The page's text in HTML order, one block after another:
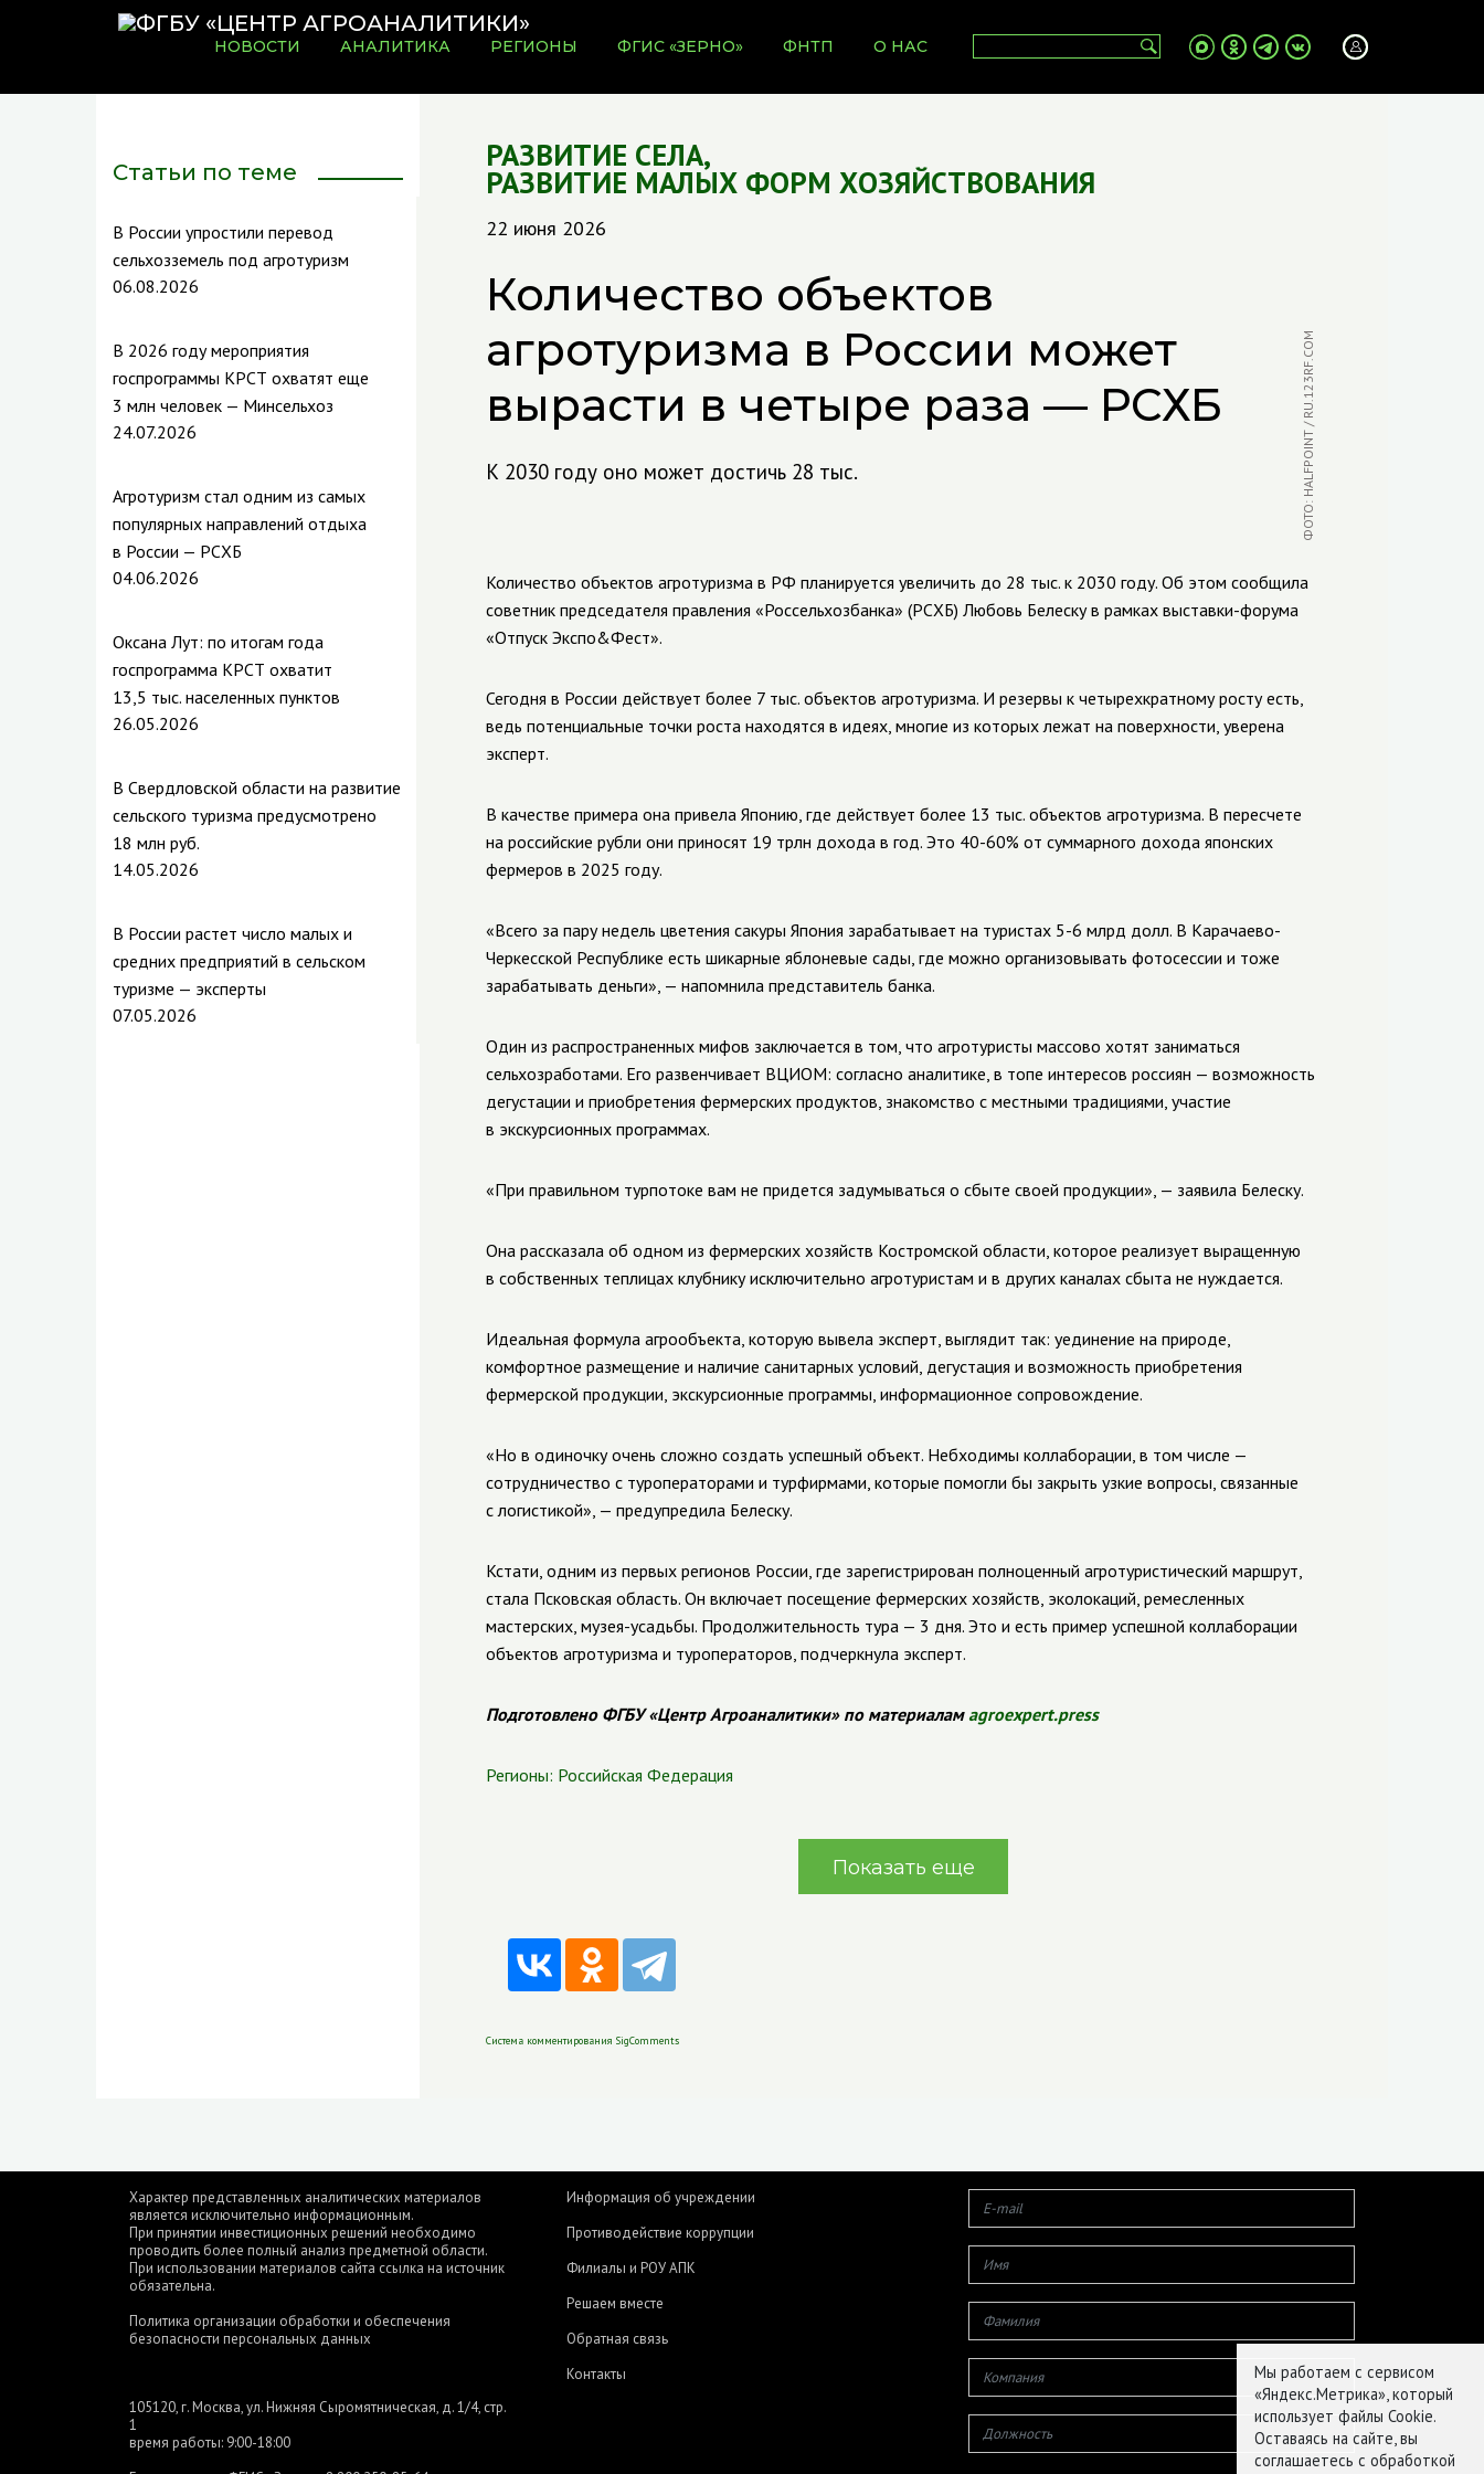
НОВОСТИ АНАЛИТИКА РЕГИОНЫ ФГИС «ЗЕРНО» ФНТП О НАС
Статьи по теме
В России упростили перевод
сельхозземель под агротуризм
06.08.2026
В 2026 году мероприятия
госпрограммы КРСТ охватят еще
3 млн человек — Минсельхоз
24.07.2026
Агротуризм стал одним из самых
популярных направлений отдыха
в России — РСХБ
04.06.2026
Оксана Лут: по итогам года
госпрограмма КРСТ охватит
13,5 тыс. населенных пунктов
26.05.2026
В Свердловской области на развитие
сельского туризма предусмотрено
18 млн руб.
14.05.2026
В России растет число малых и
средних предприятий в сельском
туризме — эксперты
07.05.2026
РАЗВИТИЕ СЕЛА,
РАЗВИТИЕ МАЛЫХ ФОРМ ХОЗЯЙСТВОВАНИЯ
22 июня 2026
Количество объектов
агротуризма в России может
вырасти в четыре раза — РСХБ
К 2030 году оно может достичь 28 тыс. ФОТО: HALFPOINT / RU.123RF.COM
Количество объектов агротуризма в РФ планируется увеличить до 28 тыс. к 2030 году. Об этом сообщила
советник председателя правления «Россельхозбанка» (РСХБ) Любовь Белеску в рамках выставки-форума
«Отпуск Экспо&Фест».
Сегодня в России действует более 7 тыс. объектов агротуризма. И резервы к четырехкратному росту есть,
ведь потенциальные точки роста находятся в идеях, многие из которых лежат на поверхности, уверена
эксперт.
В качестве примера она привела Японию, где действует более 13 тыс. объектов агротуризма. В пересчете
на российские рубли они приносят 19 трлн дохода в год. Это 40-60% от суммарного дохода японских
фермеров в 2025 году.
«Всего за пару недель цветения сакуры Япония зарабатывает на туристах 5-6 млрд долл. В Карачаево-
Черкесской Республике есть шикарные яблоневые сады, где можно организовывать фотосессии и тоже
зарабатывать деньги», — напомнила представитель банка.
Один из распространенных мифов заключается в том, что агротуристы массово хотят заниматься
сельхозработами. Его развенчивает ВЦИОМ: согласно аналитике, в топе интересов россиян — возможность
дегустации и приобретения фермерских продуктов, знакомство с местными традициями, участие
в экскурсионных программах.
«При правильном турпотоке вам не придется задумываться о сбыте своей продукции», — заявила Белеску.
Она рассказала об одном из фермерских хозяйств Костромской области, которое реализует выращенную
в собственных теплицах клубнику исключительно агротуристам и в других каналах сбыта не нуждается.
Идеальная формула агрообъекта, которую вывела эксперт, выглядит так: уединение на природе,
комфортное размещение и наличие санитарных условий, дегустация и возможность приобретения
фермерской продукции, экскурсионные программы, информационное сопровождение.
«Но в одиночку очень сложно создать успешный объект. Небходимы коллаборации, в том числе —
сотрудничество с туроператорами и турфирмами, которые помогли бы закрыть узкие вопросы, связанные
с логистикой», — предупредила Белеску.
Кстати, одним из первых регионов России, где зарегистрирован полноценный агротуристический маршрут,
стала Псковская область. Он включает посещение фермерских хозяйств, эколокаций, ремесленных
мастерских, музея-усадьбы. Продолжительность тура — 3 дня. Это и есть пример успешной коллаборации
объектов агротуризма и туроператоров, подчеркнула эксперт.
Подготовлено ФГБУ «Центр Агроаналитики» по материаламagroexpert.press
Регионы: Российская Федерация
Показать еще
Система комментирования SigComments
Характер представленных аналитических материалов
является исключительно информационным.
При принятии инвестиционных решений необходимо
проводить более полный анализ предметной области.
При использовании материалов сайта ссылка на источник
обязательна.
Политика организации обработки и обеспечения
безопасности персональных данных
105120, г. Москва, ул. Нижняя Сыромятническая, д. 1/4, стр.
1
время работы: 9:00-18:00
Информация об учреждении
Противодействие коррупции
Филиалы и РОУ АПК
Решаем вместе
Обратная связь
Контакты
Мы работаем с сервисом
«Яндекс.Метрика», который
использует файлы Cookie.
Оставаясь на сайте, вы
соглашаетесь с обработкой